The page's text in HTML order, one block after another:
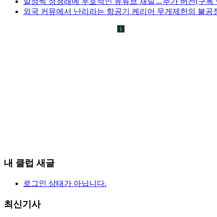
외국 커뮤에서 난리라는 항공기 케리어 무게제한의 불공
내 클럽 새글
로그인 상태가 아닙니다.
최신기사